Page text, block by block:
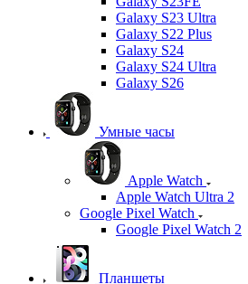
Galaxy S23 Ultra
Galaxy S22 Plus
Galaxy S24
Galaxy S24 Ultra
Galaxy S26
Умные часы
Apple Watch
Apple Watch Ultra 2
Google Pixel Watch
Google Pixel Watch 2
Планшеты